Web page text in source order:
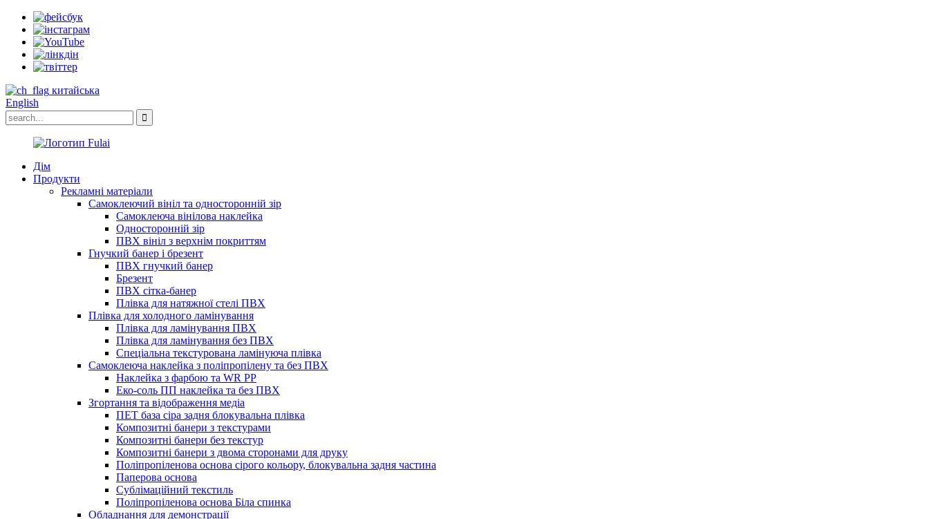
китайська
English
Дім
Продукти
Рекламні матеріали
Самоклеючий вініл та односторонній зір
Самоклеюча вінілова наклейка
Односторонній зір
ПВХ вініл з верхнім покриттям
Гнучкий банер і брезент
ПВХ гнучкий банер
Брезент
ПВХ сітка-банер
Плівка для натяжної стелі ПВХ
Плівка для холодного ламінування
Плівка для ламінування ПВХ
Плівка для ламінування без ПВХ
Спеціальна текстурована ламінуюча плівка
Самоклеюча наклейка з поліпропілену та без ПВХ
Наклейка з фарбою та WR PP
Еко-соль ПП наклейка та без ПВХ
Згортання та відображення медіа
ПЕТ база сіра задня блокувальна плівка
Композитні банери з текстурами
Композитні банери без текстур
Композитні банери з двома сторонами для друку
Поліпропіленова основа сірого кольору, блокувальна задня частина
Паперова основа
Сублімаційний текстиль
Поліпропіленова основа Біла спинка
Обладнання для демонстрації